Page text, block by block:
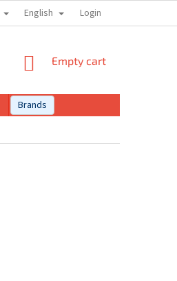
English Login
SHOPPING
Empty cart
Brands